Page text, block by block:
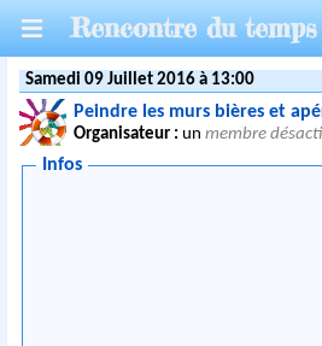
Rencontre du temps
Samedi 09 Juillet 2016 à 13:00
Peindre les murs bières et
Organisateur : unmembre
Infos